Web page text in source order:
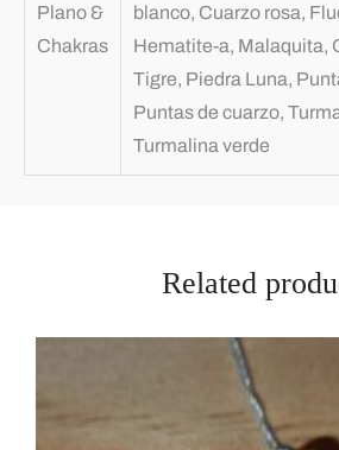
Plano &
Chakras
blanco, Cuarzo rosa,
Hematite-a, Malaquita,
Tigre, Piedra Luna,
Puntas de cuarzo,
Turmalina verde
Related